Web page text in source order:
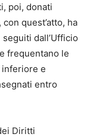
poi, donati
quest’atto, ha
dall’Ufficio
frequentano le
inferiore e
entro
Diritti